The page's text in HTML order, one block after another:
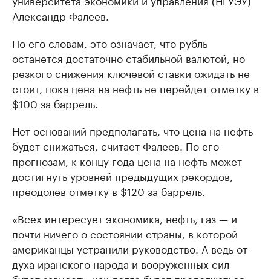
Александр Фалеев.
По его словам, это означает, что рубль
останется достаточно стабильной валютой, но
резкого снижения ключевой ставки ожидать не
стоит, пока цена на нефть не перейдет отметку в
$100 за баррель.
Нет оснований предполагать, что цена на нефть
будет снижаться, считает Фалеев. По его
прогнозам, к концу года цена на нефть может
достигнуть уровней предыдущих рекордов,
преодолев отметку в $120 за баррель.
«Всех интересует экономика, нефть, газ — и
почти ничего о состоянии страны, в которой
американцы устранили руководство. А ведь от
духа иранского народа и вооруженных сил